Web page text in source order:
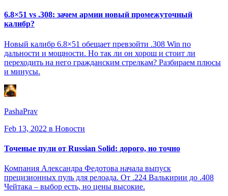
6.8×51 vs .308: зачем армии новый промежуточный
калибр?
Новый калибр 6.8×51 обещает превзойти .308 Win по
дальности и мощности. Но так ли он хорош и стоит ли
переходить на него гражданским стрелкам? Разбираем плюсы
и минусы.
PashaPrav
Feb 13, 2022 в Новости
Точеные пули от Russian Solid: дорого, но точно
Компания Александра Федотова начала выпуск
прецизионных пуль для релоада. От .224 Валькирии до .408
Чейтака – выбор есть, но цены высокие.